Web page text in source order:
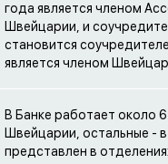
года является членом
Швейцарии, и
становится
является членом
В Банке работает около
Швейцарии, остальные -
представлен в